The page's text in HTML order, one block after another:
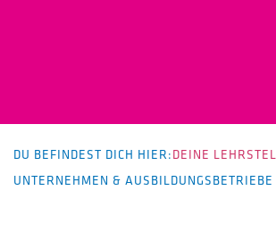
DU BEFINDEST DICH HIER:DEINE
UNTERNEHMEN & AUSBILDUNGSBETRIEBE